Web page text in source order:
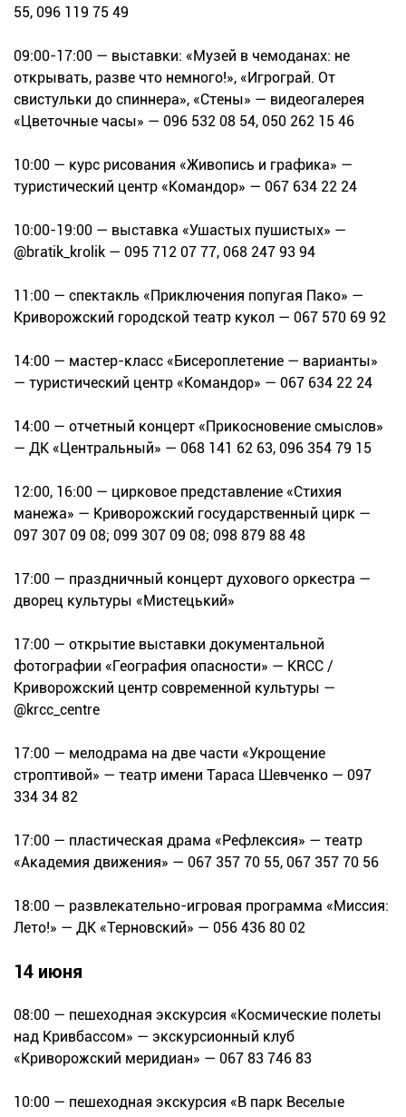
55, 096 119 75 49
09:00-17:00 — выставки: «Музей в чемоданах: не
открывать, разве что немного!», «Игрограй. От
свистульки до спиннера», «Стены» — видеогалерея
«Цветочные часы» — 096 532 08 54, 050 262 15 46
10:00 — курс рисования «Живопись и графика» —
туристический центр «Командор» — 067 634 22 24
10:00-19:00 — выставка «Ушастых пушистых» —
@bratik_krolik — 095 712 07 77, 068 247 93 94
11:00 — спектакль «Приключения попугая Пако» —
Криворожский городской театр кукол — 067 570 69 92
14:00 — мастер-класс «Бисероплетение — варианты»
— туристический центр «Командор» — 067 634 22 24
14:00 — отчетный концерт «Прикосновение смыслов»
— ДК «Центральный» — 068 141 62 63, 096 354 79 15
12:00, 16:00 — цирковое представление «Стихия
манежа» — Криворожский государственный цирк —
097 307 09 08; 099 307 09 08; 098 879 88 48
17:00 — праздничный концерт духового оркестра —
дворец культуры «Мистецький»
17:00 — открытие выставки документальной
фотографии «География опасности» — KRCC /
Криворожский центр современной культуры —
@krcc_centre
17:00 — мелодрама на две части «Укрощение
строптивой» — театр имени Тараса Шевченко — 097
334 34 82
17:00 — пластическая драма «Рефлексия» — театр
«Академия движения» — 067 357 70 55, 067 357 70 56
18:00 — развлекательно-игровая программа «Миссия:
Лето!» — ДК «Терновский» — 056 436 80 02
14 июня
08:00 — пешеходная экскурсия «Космические полеты
над Кривбассом» — экскурсионный клуб
«Криворожский меридиан» — 067 83 746 83
10:00 — пешеходная экскурсия «В парк Веселые